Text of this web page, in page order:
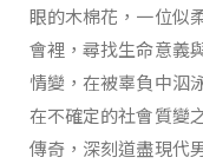
眼的木棉花，一位似
會裡，尋找生命意義
情變，在被辜負中泅
在不確定的社會質變
傳奇，深刻道盡現代